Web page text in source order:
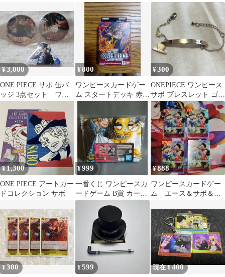
ン ポスター サボ
¥3,000
ONE PIECE サボ 缶バ
ッジ 3点セット ワン
ピースタワー 輩
¥800
ワンピースカードゲー
ム スタートデッキ 赤黒
¥300
ONEPIECE ワンピース
サボ ブレスレット ゴー
ルド
¥ 1,300
ONE PIECE アートカー
ドコレクション サボ
¥999
一番くじ ワンピースカ
ードゲーム B賞 カード
デザインブランケット
¥888
ワンピースカードゲー
ム エース＆サボ＆ル
¥300 ¥599 現在 ¥400